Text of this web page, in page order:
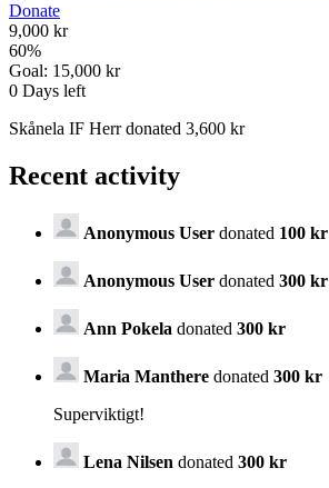
Donate
9,000 kr
60%
Goal: 15,000 kr
0 Days left
Skånela IF Herr donated 3,600 kr
Recent activity
Anonymous User donated 100 kr
Anonymous User donated 300 kr
Ann Pokela donated 300 kr
Maria Manthere donated 300 kr
Superviktigt!
Lena Nilsen donated 300 kr